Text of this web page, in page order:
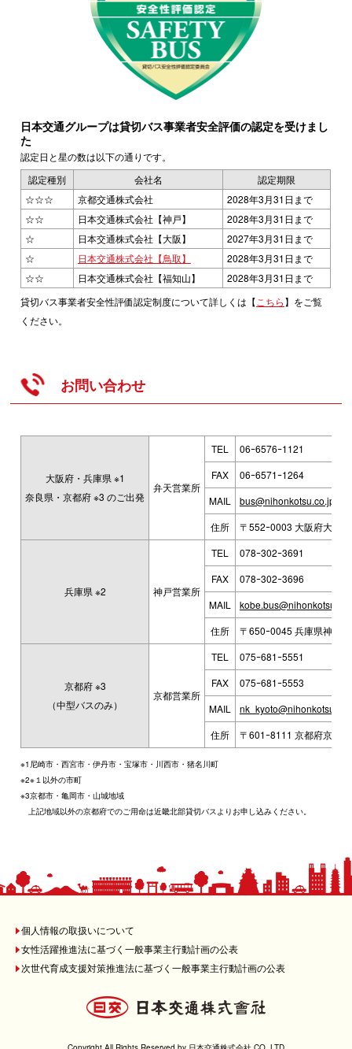
日本交通グループは貸切バス事業者安全評価の認定を受けまし
た
認定日と星の数は以下の通りです。
認定種別
会社名
認定期限
☆☆☆
京都交通株式会社
2028年3月31日まで
☆☆
日本交通株式会社【神戸】
2028年3月31日まで
☆
日本交通株式会社【大阪】
2027年3月31日まで
☆
日本交通株式会社【鳥取】
2028年3月31日まで
☆☆
日本交通株式会社【福知山】
2028年3月31日まで
貸切バス事業者安全性評価認定制度について詳しくは【 こちら】をご覧
ください。
お問い合わせ
大阪府・兵庫県 ※1
奈良県・京都府 ※3 のご出発
弁天営業所
TEL
06ｰ6576ｰ1121
FAX
06ｰ6571ｰ1264
MAIL
bus@nihonkotsu.co.jp
住所
〒552ｰ0003 大阪府大阪
兵庫県 ※2 神戸営業所
TEL
078ｰ302ｰ3691
FAX
078ｰ302ｰ3696
MAIL
住所
〒650ｰ0045 兵庫県神戸
京都府 ※3
（中型バスのみ）
京都営業所
TEL
075ｰ681ｰ5551
FAX
075ｰ681ｰ5553
MAIL
住所
〒601ｰ8111 京都府京都
※1尼崎市・西宮市・伊丹市・宝塚市・川西市・猪名川町
※2※１以外の市町
※3京都市・亀岡市・山城地域
上記地域以外の京都府でのご用命は近畿北部貸切バスよりお申し込みください。
個人情報の取扱いについて
女性活躍推進法に基づく一般事業主行動計画の公表
次世代育成支援対策推進法に基づく一般事業主行動計画の公表